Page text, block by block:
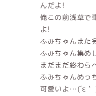
んだよ!
俺この前浅草で
よ!
ふみちゃんまた
ふみちゃん集め
まだまだ終わら
ふみちゃんめっ
可愛いよ…(´ε｀